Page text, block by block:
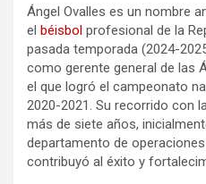
Ángel Ovalles es un nombre
el béisbol profesional de la
pasada temporada (2024-
como gerente general de las
el que logró el campeonato
2020-2021. Su recorrido con
más de siete años,
departamento de
contribuyó al éxito y